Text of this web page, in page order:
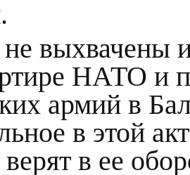
выхвачены
НАТО и
армий в
в этой
в ее